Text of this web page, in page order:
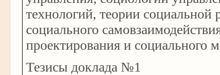
технологий, теории социальной
социального
проектирования и социального
Тезисы доклада №1